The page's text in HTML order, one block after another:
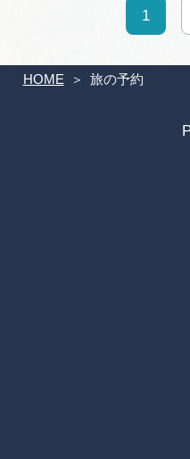
HOME 旅の予約
1